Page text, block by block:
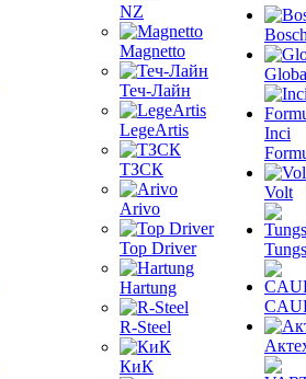
NZ
Magnetto
Теч-Лайн
LegeArtis
ТЗСК
Arivo
Top Driver
Hartung
R-Steel
КиК
Inci
Volt